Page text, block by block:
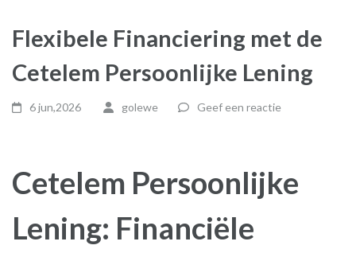
Flexibele Financiering met de
Cetelem Persoonlijke Lening
6 jun,2026 golewe Geef een reactie
Cetelem Persoonlijke
Lening: Financiële